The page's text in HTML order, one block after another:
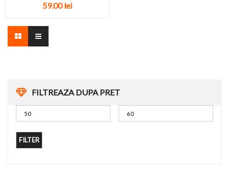
FILTREAZA DUPA PRET
FILTER
59.00lei